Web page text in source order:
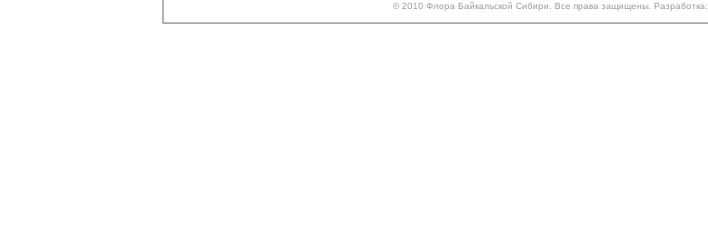
© 2010 Флора Байкальской Сибири. Все права защищены. Разработка: